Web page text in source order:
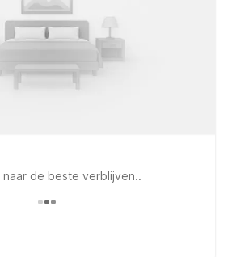
naar de beste verblijven..